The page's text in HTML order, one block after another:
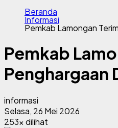
Beranda
Informasi
Pemkab Lamongan
Pemkab
Penghargaan
informasi
Selasa, 26 Mei 2026
253x dilihat